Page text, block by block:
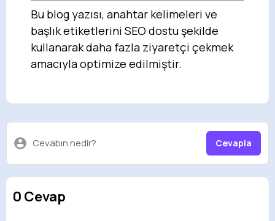
Bu blog yazısı, anahtar kelimeleri ve
başlık etiketlerini SEO dostu şekilde
kullanarak daha fazla ziyaretçi çekmek
amacıyla optimize edilmiştir.
Cevabın nedir? Cevapla
0 Cevap